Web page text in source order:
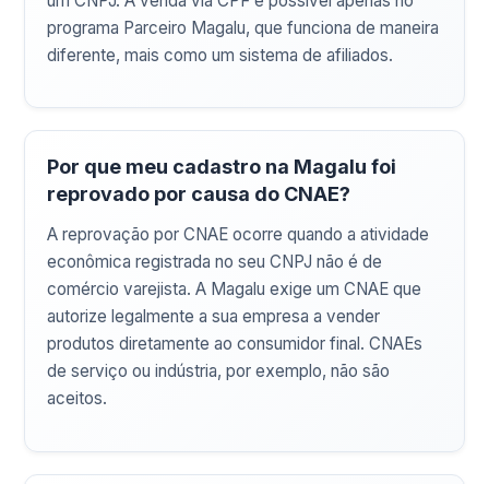
programa Parceiro Magalu, que funciona de maneira
diferente, mais como um sistema de afiliados.
Por que meu cadastro na Magalu foi
reprovado por causa do CNAE?
A reprovação por CNAE ocorre quando a atividade
econômica registrada no seu CNPJ não é de
comércio varejista. A Magalu exige um CNAE que
autorize legalmente a sua empresa a vender
produtos diretamente ao consumidor final. CNAEs
de serviço ou indústria, por exemplo, não são
aceitos.